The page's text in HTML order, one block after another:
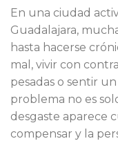
En una ciudad
Guadalajara,
hasta hacerse
mal, vivir con
pesadas o sentir
problema no es
desgaste aparece
compensar y la